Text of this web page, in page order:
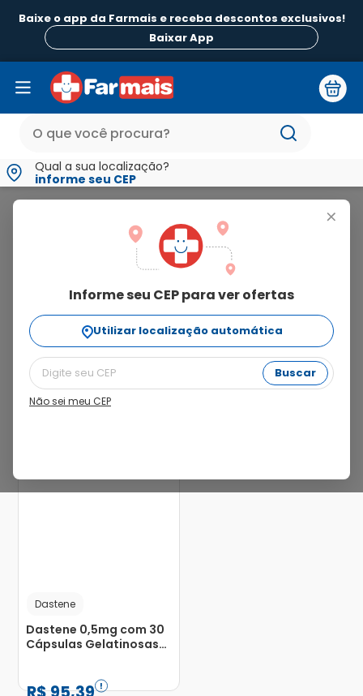
Baixe o app da Farmais e receba descontos exclusivos!
Baixar App
Qual a sua localização?
informe seu CEP
+
Informe seu CEP para ver ofertas
Utilizar localização automática
Buscar
Não sei meu CEP
Ordenar Por
relevância
29%
Dastene
Dastene 0,5mg com 30
Cápsulas Gelatinosas